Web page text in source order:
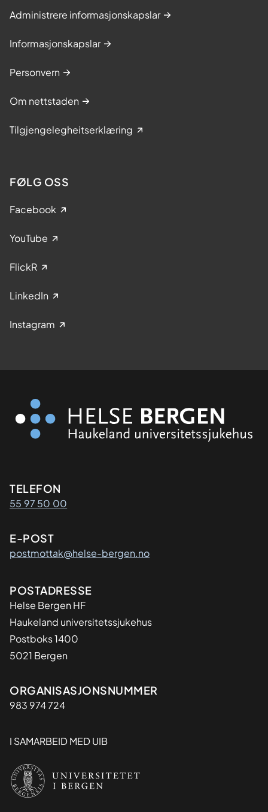
Administrere informasjonskapslar
Informasjonskapslar
Personvern
Om nettstaden
Tilgjengelegheitserklæring
FØLG OSS
Facebook
YouTube
FlickR
LinkedIn
Instagram
Kontaktinformasjon
TELEFON
55 97 50 00
E-POST
postmottak@helse-bergen.no
Adresse
POSTADRESSE
Helse Bergen HF
Haukeland universitetssjukehus
Postboks 1400
5021 Bergen
Organisasjon
ORGANISASJONSNUMMER
983 974 724
I SAMARBEID MED UIB